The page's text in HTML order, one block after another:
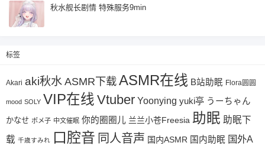
秋水舰长剧情 特殊服务9min
标签
Akari aki秋水ASMR下载ASMR在线 B站助眠 Flora圆圆
mood SOLY VIP在线 Vtuber Yoonying yuki亭 うーちゃん
かなせ ポメ子 中文催眠 你的圈圈儿 兰兰小苍Freesia 助眠 助眠下
载 千歳すみれ 口腔音 同人音声 国内ASMR 国内助眠 国外A